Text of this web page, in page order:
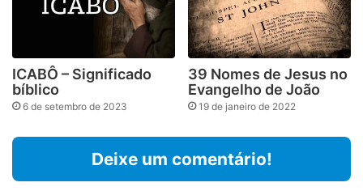
ICABÔ – Significado
bíblico
6 de setembro de 2023
39 Nomes de Jesus no
Evangelho de João
19 de janeiro de 2022
Deixe um comentário!